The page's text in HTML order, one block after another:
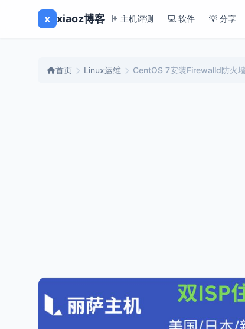
x xiaoz博客 🗄️ 主机评测 💻 软件 💡 分享
首页 Linux运维 CentOS 7安装Firewalld防火